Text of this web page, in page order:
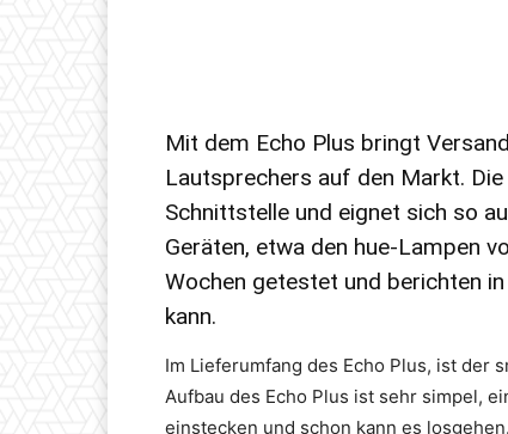
Mit dem Echo Plus bringt
Lautsprechers auf den Markt.
Schnittstelle und eignet sich so
Geräten, etwa den hue-Lampen
Wochen getestet und berichten
kann.
Im Lieferumfang des Echo Plus, ist der
Aufbau des Echo Plus ist sehr simpel,
einstecken und schon kann es